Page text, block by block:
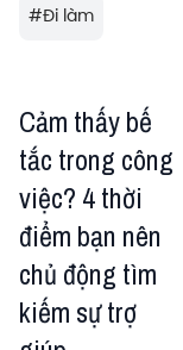
#Đi làm
Cảm thấy bế
tắc trong công
việc? 4 thời
điểm bạn nên
chủ động tìm
kiếm sự trợ